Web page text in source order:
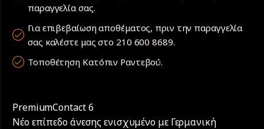
παραγγελία σας.
Για επιβεβαίωση αποθέματος, πριν την παραγγελία
σας καλέστε μας στο 210 600 8689.
Τοποθέτηση Κατόπιν Ραντεβού.
PremiumContact 6
Νέο επίπεδο άνεσης ενισχυμένο με Γερμανική